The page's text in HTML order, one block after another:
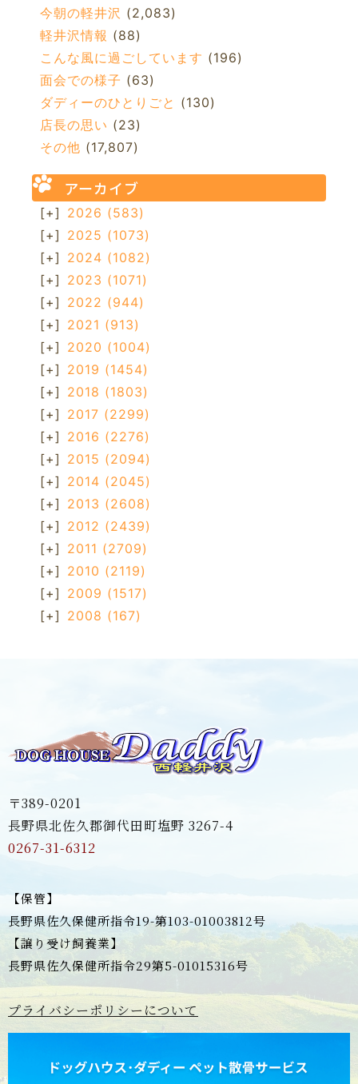
今朝の軽井沢 (2,083)
軽井沢情報 (88)
こんな風に過ごしています (196)
面会での様子 (63)
ダディーのひとりごと (130)
店長の思い (23)
その他 (17,807)
アーカイブ
[+] 2026 (583)
[+] 2025 (1073)
[+] 2024 (1082)
[+] 2023 (1071)
[+] 2022 (944)
[+] 2021 (913)
[+] 2020 (1004)
[+] 2019 (1454)
[+] 2018 (1803)
[+] 2017 (2299)
[+] 2016 (2276)
[+] 2015 (2094)
[+] 2014 (2045)
[+] 2013 (2608)
[+] 2012 (2439)
[+] 2011 (2709)
[+] 2010 (2119)
[+] 2009 (1517)
[+] 2008 (167)
〒389-0201
長野県北佐久郡御代田町塩野 3267-4
0267-31-6312
【保管】
長野県佐久保健所指令19-第103-01003812号
【譲り受け飼養業】
長野県佐久保健所指令29第5-01015316号
プライバシーポリシーについて